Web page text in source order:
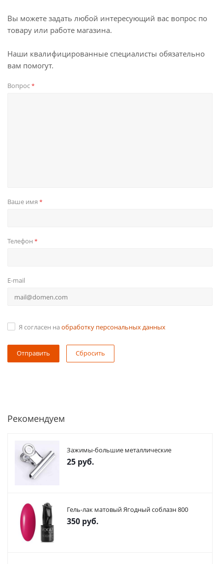
Вы можете задать любой интересующий вас вопрос по
товару или работе магазина.
Наши квалифицированные специалисты обязательно
вам помогут.
Вопрос*
Ваше имя *
Телефон *
E-mail
Я согласен на обработку персональных данных
Сбросить
Рекомендуем
Зажимы-большие металлические
25 руб.
Гель-лак матовый Ягодный соблазн 800
350 руб.